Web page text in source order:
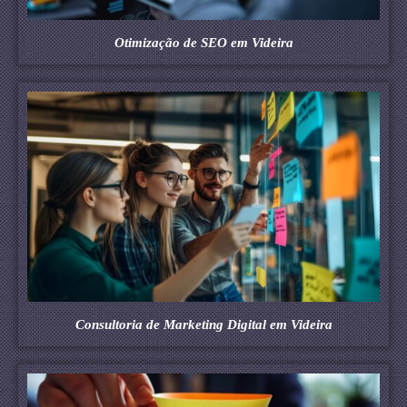
Otimização de SEO em Videira
Consultoria de Marketing Digital em Videira